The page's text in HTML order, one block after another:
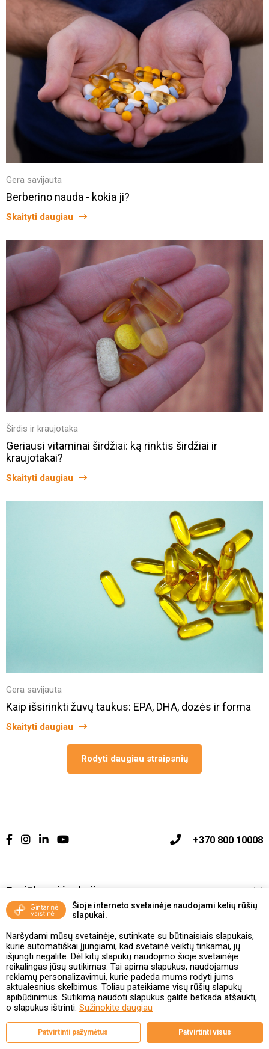
Šioje interneto svetainėje naudojami kelių rūšių
slapukai.
Naršydami mūsų svetainėje, sutinkate su būtinaisiais slapukais,
kurie automatiškai įjungiami, kad svetainė veiktų tinkamai, jų
išjungti negalite. Dėl kitų slapukų naudojimo šioje svetainėje
reikalingas jūsų sutikimas. Tai apima slapukus, naudojamus
reklamų personalizavimui, kurie padeda mums rodyti jums
aktualesnius skelbimus. Toliau pateikiame visų rūšių slapukų
apibūdinimus. Sutikimą naudoti slapukus galite betkada atšaukti,
o slapukus ištrinti. Sužinokite daugiau
Patvirtinti pažymėtus Patvirtinti visus
Gera savijauta
Berberino nauda - kokia ji?
Skaityti daugiau
Širdis ir kraujotaka
Geriausi vitaminai širdžiai: ką rinktis širdžiai ir
kraujotakai?
Skaityti daugiau
Gera savijauta
Kaip išsirinkti žuvų taukus: EPA, DHA, dozės ir forma
Skaityti daugiau
Rodyti daugiau straipsnių
+370 800 10008
Pasiūlymai ir akcijos
Vakcinavimo tvarka ir taisyklės
Kontaktai ir Karjera
Taisyklės ir politika
Valstybinė vaistų kontrolės tarnyba
prie Lietuvos Respublikos sveikatos apsaugos ministerijos
Studentų g. 45A, 08107 Vilnius | +370 5 263 9264